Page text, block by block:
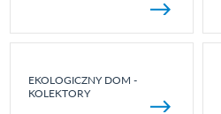
EKOLOGICZNY DOM -
KOLEKTORY